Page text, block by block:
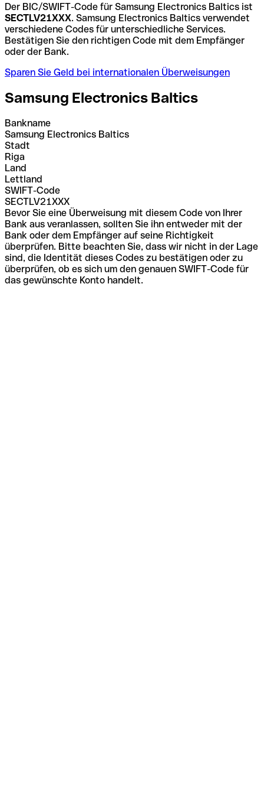
Der BIC/SWIFT-Code für Samsung Electronics Baltics ist
SECTLV21XXX. Samsung Electronics Baltics verwendet
verschiedene Codes für unterschiedliche Services.
Bestätigen Sie den richtigen Code mit dem Empfänger
oder der Bank.
Sparen Sie Geld bei internationalen Überweisungen
Samsung Electronics Baltics
Bankname
Samsung Electronics Baltics
Stadt
Riga
Land
Lettland
SWIFT-Code
SECTLV21XXX
Bevor Sie eine Überweisung mit diesem Code von Ihrer
Bank aus veranlassen, sollten Sie ihn entweder mit der
Bank oder dem Empfänger auf seine Richtigkeit
überprüfen. Bitte beachten Sie, dass wir nicht in der Lage
sind, die Identität dieses Codes zu bestätigen oder zu
überprüfen, ob es sich um den genauen SWIFT-Code für
das gewünschte Konto handelt.